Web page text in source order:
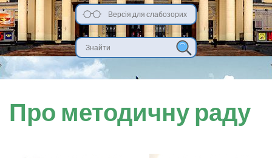
Версія для слабозорих
Про методичну раду